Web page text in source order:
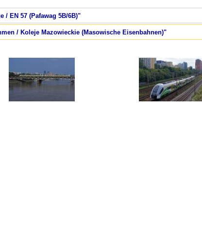
/ EN 57 (Pafawag 5B/6B)"
/ Koleje Mazowieckie (Masowische Eisenbahnen)"